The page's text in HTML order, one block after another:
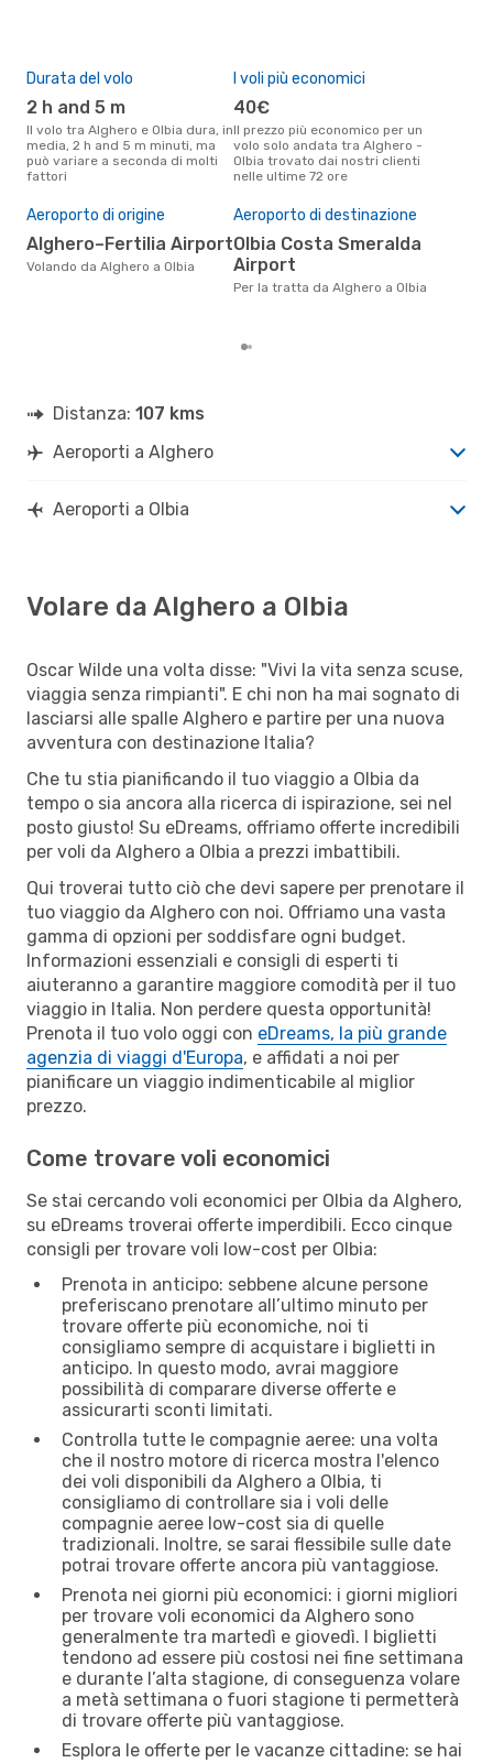
Durata del volo
2 h and 5 m
Il volo tra Alghero e Olbia dura, in
media, 2 h and 5 m minuti, ma
può variare a seconda di molti
fattori
I voli più economici
40€
Il prezzo più economico per un
volo solo andata tra Alghero -
Olbia trovato dai nostri clienti
nelle ultime 72 ore
Aeroporto di origine
Alghero–Fertilia Airport
Volando da Alghero a Olbia
Aeroporto di destinazione
Olbia Costa Smeralda
Airport
Per la tratta da Alghero a Olbia
Distanza: 107 kms
Aeroporti a Alghero
Aeroporti a Olbia
Volare da Alghero a Olbia
Oscar Wilde una volta disse: "Vivi la vita senza scuse,
viaggia senza rimpianti". E chi non ha mai sognato di
lasciarsi alle spalle Alghero e partire per una nuova
avventura con destinazione Italia?
Che tu stia pianificando il tuo viaggio a Olbia da
tempo o sia ancora alla ricerca di ispirazione, sei nel
posto giusto! Su eDreams, offriamo offerte incredibili
per voli da Alghero a Olbia a prezzi imbattibili.
Qui troverai tutto ciò che devi sapere per prenotare il
tuo viaggio da Alghero con noi. Offriamo una vasta
gamma di opzioni per soddisfare ogni budget.
Informazioni essenziali e consigli di esperti ti
aiuteranno a garantire maggiore comodità per il tuo
viaggio in Italia. Non perdere questa opportunità!
Prenota il tuo volo oggi con eDreams, la più grande
agenzia di viaggi d'Europa, e affidati a noi per
pianificare un viaggio indimenticabile al miglior
prezzo.
Come trovare voli economici
Se stai cercando voli economici per Olbia da Alghero,
su eDreams troverai offerte imperdibili. Ecco cinque
consigli per trovare voli low-cost per Olbia:
Prenota in anticipo: sebbene alcune persone
preferiscano prenotare all’ultimo minuto per
trovare offerte più economiche, noi ti
consigliamo sempre di acquistare i biglietti in
anticipo. In questo modo, avrai maggiore
possibilità di comparare diverse offerte e
assicurarti sconti limitati.
Controlla tutte le compagnie aeree: una volta
che il nostro motore di ricerca mostra l'elenco
dei voli disponibili da Alghero a Olbia, ti
consigliamo di controllare sia i voli delle
compagnie aeree low-cost sia di quelle
tradizionali. Inoltre, se sarai flessibile sulle date
potrai trovare offerte ancora più vantaggiose.
Prenota nei giorni più economici: i giorni migliori
per trovare voli economici da Alghero sono
generalmente tra martedì e giovedì. I biglietti
tendono ad essere più costosi nei fine settimana
e durante l’alta stagione, di conseguenza volare
a metà settimana o fuori stagione ti permetterà
di trovare offerte più vantaggiose.
Esplora le offerte per le vacanze cittadine: se hai